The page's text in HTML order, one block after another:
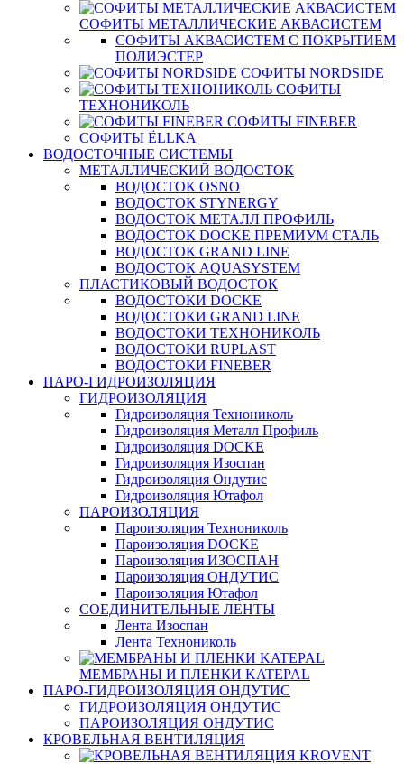
СОФИТЫ МЕТАЛЛИЧЕСКИЕ АКВАСИСТЕМ
СОФИТЫ АКВАСИСТЕМ С ПОКРЫТИЕМ
ПОЛИЭСТЕР
СОФИТЫ NORDSIDE
СОФИТЫ
ТЕХНОНИКОЛЬ
СОФИТЫ FINEBER
СОФИТЫ ЁLLKA
ВОДОСТОЧНЫЕ СИСТЕМЫ
МЕТАЛЛИЧЕСКИЙ ВОДОСТОК
ВОДОСТОК OSNO
ВОДОСТОК STYNERGY
ВОДОСТОК МЕТАЛЛ ПРОФИЛЬ
ВОДОСТОК DOCKE ПРЕМИУМ СТАЛЬ
ВОДОСТОК GRAND LINE
ВОДОСТОК AQUASYSTEM
ПЛАСТИКОВЫЙ ВОДОСТОК
ВОДОСТОКИ DOCKE
ВОДОСТОКИ GRAND LINE
ВОДОСТОКИ ТЕХНОНИКОЛЬ
ВОДОСТОКИ RUPLAST
ВОДОСТОКИ FINEBER
ПАРО-ГИДРОИЗОЛЯЦИЯ
ГИДРОИЗОЛЯЦИЯ
Гидроизоляция Технониколь
Гидроизоляция Металл Профиль
Гидроизоляция DOCKE
Гидроизоляция Изоспан
Гидроизоляция Ондутис
Гидроизоляция Ютафол
ПАРОИЗОЛЯЦИЯ
Пароизоляция Технониколь
Пароизоляция DOCKE
Пароизоляция ИЗОСПАН
Пароизоляция ОНДУТИС
Пароизоляция Ютафол
СОЕДИНИТЕЛЬНЫЕ ЛЕНТЫ
Лента Изоспан
Лента Технониколь
МЕМБРАНЫ И ПЛЕНКИ KATEPAL
ПАРО-ГИДРОИЗОЛЯЦИЯ ОНДУТИС
ГИДРОИЗОЛЯЦИЯ ОНДУТИС
ПАРОИЗОЛЯЦИЯ ОНДУТИС
КРОВЕЛЬНАЯ ВЕНТИЛЯЦИЯ